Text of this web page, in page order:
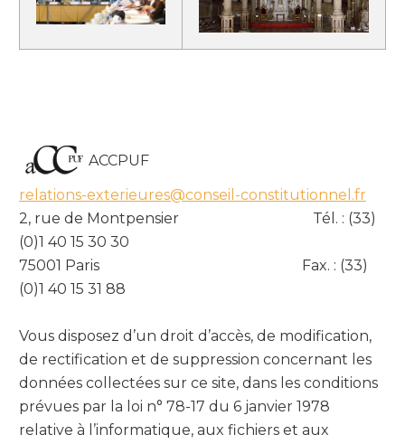
ACCPUF
relations-exterieures@conseil-constitutionnel.fr
2, rue de Montpensier Tél. : (33)
(0)1 40 15 30 30
75001 Paris Fax. : (33)
(0)1 40 15 31 88
Vous disposez d’un droit d’accès, de modification,
de rectification et de suppression concernant les
données collectées sur ce site, dans les conditions
prévues par la loi n° 78-17 du 6 janvier 1978
relative à l’informatique, aux fichiers et aux